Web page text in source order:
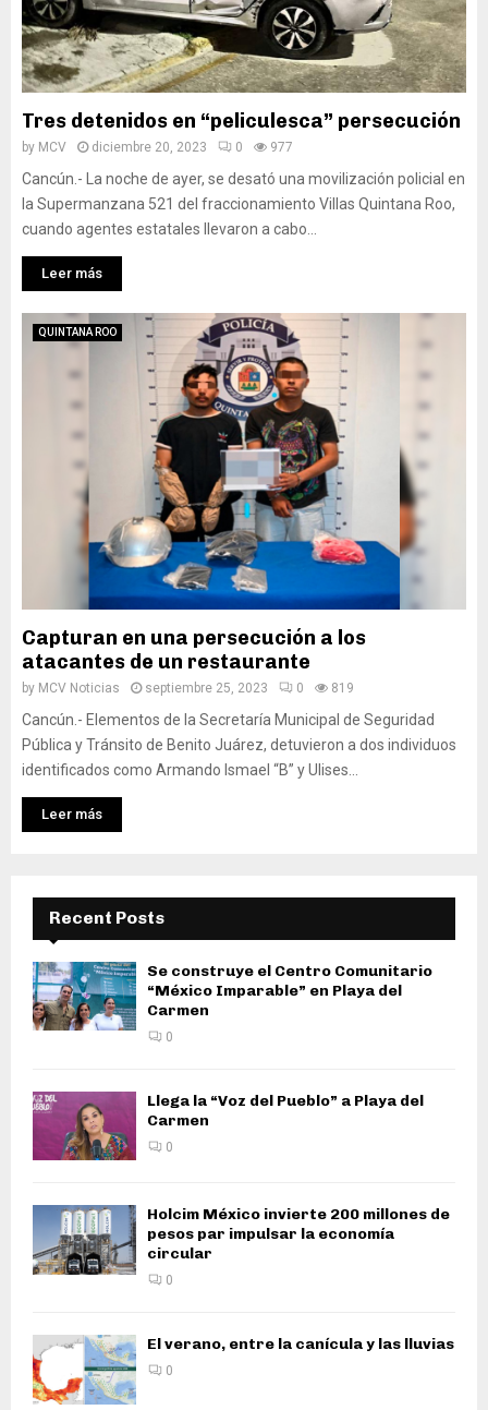
Tres detenidos en “peliculesca” persecución
by MCV diciembre 20, 2023 0 977
Cancún.- La noche de ayer, se desató una movilización policial en
la Supermanzana 521 del fraccionamiento Villas Quintana Roo,
cuando agentes estatales llevaron a cabo...
Leer más
QUINTANA ROO
Capturan en una persecución a los
atacantes de un restaurante
by MCV Noticias septiembre 25, 2023 0 819
Cancún.- Elementos de la Secretaría Municipal de Seguridad
Pública y Tránsito de Benito Juárez, detuvieron a dos individuos
identificados como Armando Ismael “B” y Ulises...
Leer más
Recent Posts
Se construye el Centro Comunitario
“México Imparable” en Playa del
Carmen
0
Llega la “Voz del Pueblo” a Playa del
Carmen
0
Holcim México invierte 200 millones de
pesos par impulsar la economía
circular
0
El verano, entre la canícula y las lluvias
0